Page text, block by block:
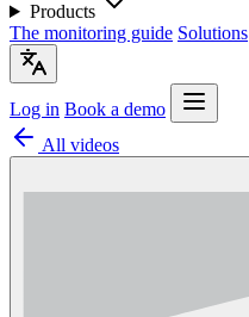
Products
The monitoring guide Solutions
Log in Book a demo
All videos